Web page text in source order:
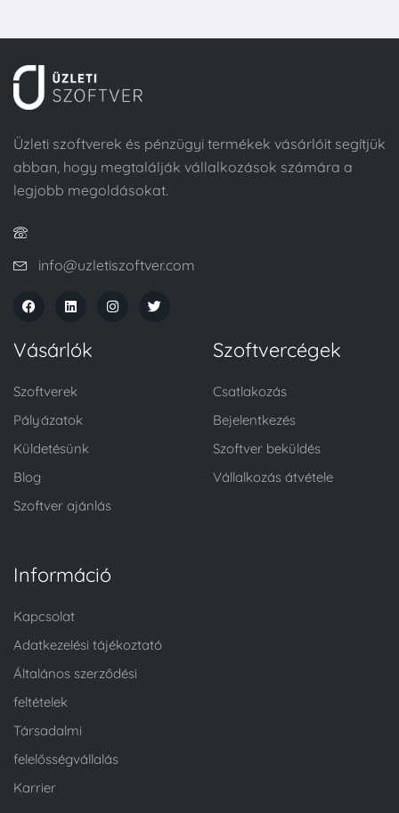
Üzleti szoftverek és pénzügyi termékek vásárlóit segítjük
abban, hogy megtalálják vállalkozások számára a
legjobb megoldásokat.
info@uzletiszoftver.com
Vásárlók
Szoftverek
Pályázatok
Küldetésünk
Blog
Szoftver ajánlás
Szoftvercégek
Csatlakozás
Bejelentkezés
Szoftver beküldés
Vállalkozás átvétele
Információ
Kapcsolat
Adatkezelési tájékoztató
Általános szerződési
feltételek
Társadalmi
felelősségvállalás
Karrier